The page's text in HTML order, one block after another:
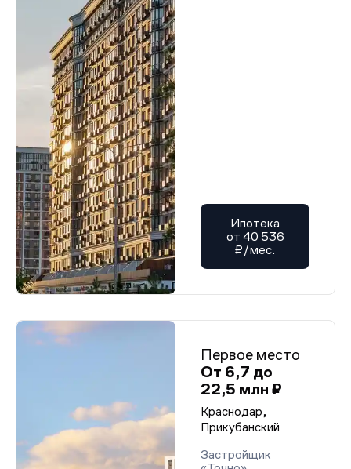
Ипотека
от 40 536
₽/мес.
Первое место
От 6,7 до
22,5 млн ₽
Краснодар,
Прикубанский
Застройщик